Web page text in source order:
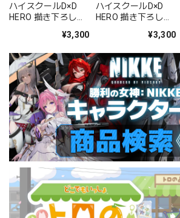
ハイスクールD×D
HERO 描き下ろしラ
ス・グレモリー&姫
¥3,300
ハイスクールD×D
HERO 描き下ろしラ
ス・グレモリー&姫
¥3,300